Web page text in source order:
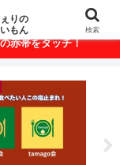
満載！
赤帯をタッチ！
りの
もん
検索